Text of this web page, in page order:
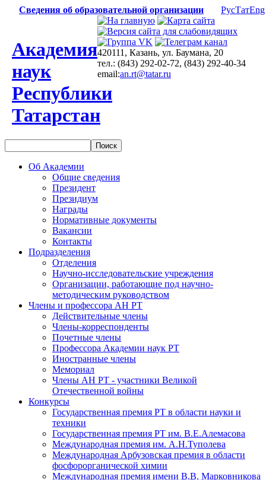
Сведения об образовательной организации РусТатEng
Академия
наук
Республики
Татарстан
420111, Казань, ул. Баумана, 20
тел.: (843) 292-02-72, (843) 292-40-34
email:an.rt@tatar.ru
Об Академии
Общие сведения
Президент
Президиум
Награды
Нормативные документы
Вакансии
Контакты
Подразделения
Отделения
Научно-исследовательские учреждения
Организации, работающие под научно-
методическим руководством
Члены и профессора АН РТ
Действительные члены
Члены-корреспонденты
Почетные члены
Профессора Академии наук РТ
Иностранные члены
Мемориал
Члены АН РТ - участники Великой
Отечественной войны
Конкурсы
Государственная премия РТ в области науки и
техники
Государственная премия РТ им. В.Е.Алемасова
Международная премия им. А.Н.Туполева
Международная Арбузовская премия в области
фосфорорганической химии
Международная премия имени В.В. Марковникова